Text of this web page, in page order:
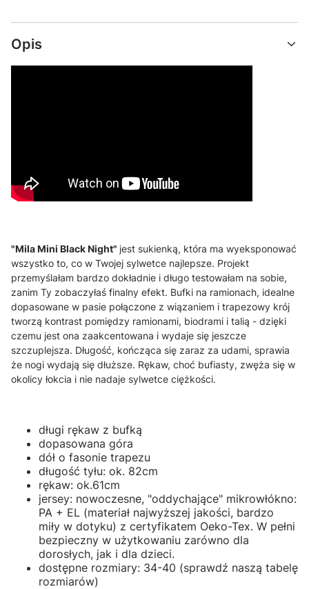
Opis
"Mila Mini Black Night" jest sukienką, która ma wyeksponować
wszystko to, co w Twojej sylwetce najlepsze. Projekt
przemyślałam bardzo dokładnie i długo testowałam na sobie,
zanim Ty zobaczyłaś finalny efekt. Bufki na ramionach, idealne
dopasowane w pasie połączone z wiązaniem i trapezowy krój
tworzą kontrast pomiędzy ramionami, biodrami i talią - dzięki
czemu jest ona zaakcentowana i wydaje się jeszcze
szczuplejsza. Długość, kończąca się zaraz za udami, sprawia
że nogi wydają się dłuższe. Rękaw, choć bufiasty, zwęża się w
okolicy łokcia i nie nadaje sylwetce ciężkości.
długi rękaw z bufką
dopasowana góra
dół o fasonie trapezu
długość tyłu: ok. 82cm
rękaw: ok.61cm
jersey: nowoczesne, "oddychające" mikrowłókno:
PA + EL (materiał najwyższej jakości, bardzo
miły w dotyku) z certyfikatem Oeko-Tex. W pełni
bezpieczny w użytkowaniu zarówno dla
dorosłych, jak i dla dzieci.
dostępne rozmiary: 34-40 (sprawdź naszą tabelę
rozmiarów)